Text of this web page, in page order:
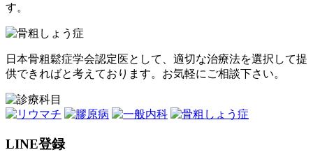
す。
日本骨粗鬆症学会認定医として、適切な治療法を選択して提
供できればと考えております。お気軽にご相談下さい。
LINE登録